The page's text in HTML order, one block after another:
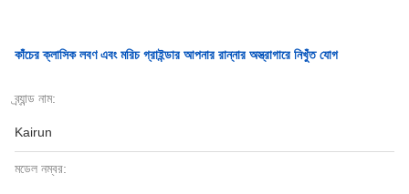
কাঁচের ক্লাসিক লবণ এবং মরিচ গ্রাইন্ডার আপনার রান্নার অস্ত্রাগারে নিখুঁত যোগ
ব্র্যান্ড নাম:
Kairun
মডেল নম্বর: